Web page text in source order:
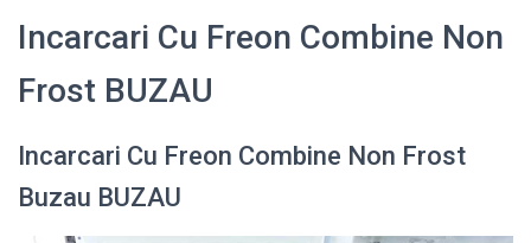
Incarcari Cu Freon Combine Non
Frost BUZAU
Incarcari Cu Freon Combine Non Frost
Buzau BUZAU